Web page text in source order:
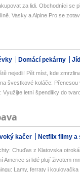
za lidi. Obchodníci se
Vasky a Alpine Pro se
Domácí pekárny
nejedli! Pět míst, kde
švestkové koláče: Přenesou
Využijte letní špendlíky do
kačer Netflix filmy a
Chuďas z Klatovska
Americe si lidé plují životem
Lamy, ferraty i koulovačka